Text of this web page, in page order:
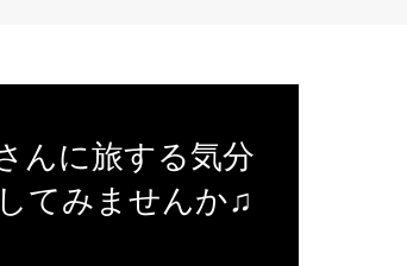
んに旅する気分
てみませんか♫